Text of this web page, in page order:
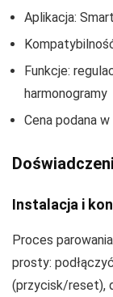
Aplikacja:
Funkcje:
harmonogramy
Cena podana
Instalacja i
Proces
prosty:
(przycisk/reset),